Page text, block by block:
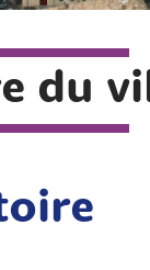
du